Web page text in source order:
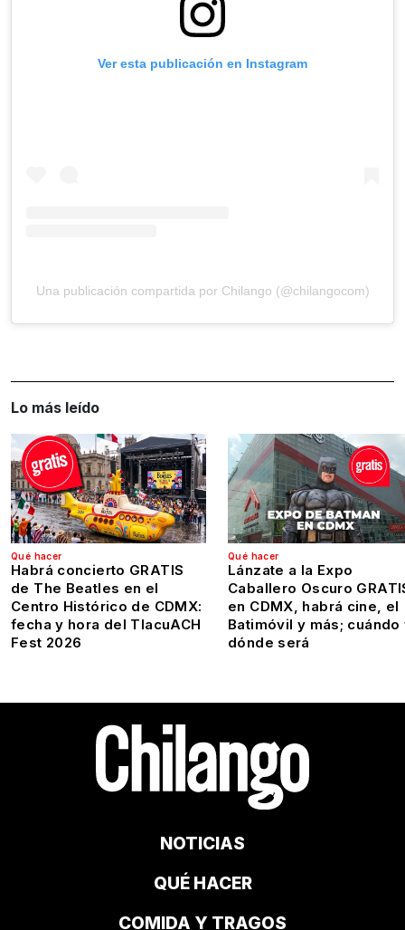
Ver esta publicación en Instagram
Una publicación compartida por Chilango (@chilangocom)
Lo más leído
Qué hacer
Habrá concierto GRATIS
de The Beatles en el
Centro Histórico de CDMX:
fecha y hora del TlacuACH
Fest 2026
Qué hacer
Lánzate a la Expo
Caballero Oscuro
en CDMX, habrá cine, el
Batimóvil y más; cuándo
dónde será
NOTICIAS
QUÉ HACER
COMIDA Y TRAGOS